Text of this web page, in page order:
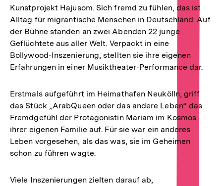
Kunstprojekt Hajusom. Sich fremd zu fühlen, das ist
Alltag für migrantische Menschen in Deutschland. Auf
der Bühne standen an zwei Abenden 22 junge
Geflüchtete aus aller Welt. Verpackt in eine
Bollywood-Inszenierung, stellten sie ihre eigenen
Erfahrungen in einer Musiktheater-Performance dar.
Erstmals aufgeführt im Heimathafen Neukölln, griff
das Stück „ArabQueen oder das andere Leben“ das
Fremdgefühl der Protagonistin Mariam im Kosmos
ihrer eigenen Familie auf. Für sie war ein anderes
Leben vorgesehen, als das was, sie im Geheimen
schon zu führen wagte.
Viele Inszenierungen zielten darauf ab,